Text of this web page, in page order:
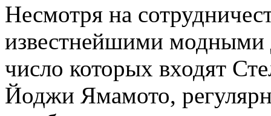
Несмотря на
известнейшими модными
число которых входят
Йоджи Ямамото,